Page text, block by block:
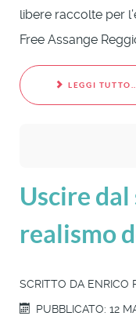
libere raccolte per
Free Assange
LEGGI
Uscire
realismo
SCRITTO DA ENRICO
PUBBLICATO: 12